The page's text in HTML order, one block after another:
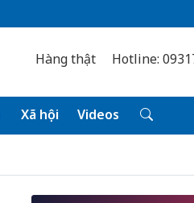
Hàng thật Hotline:
Xã hội Videos